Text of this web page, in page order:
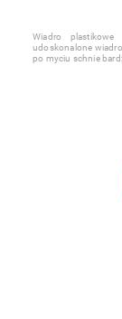
Wiadro
udoskonalone
po myciu schnie